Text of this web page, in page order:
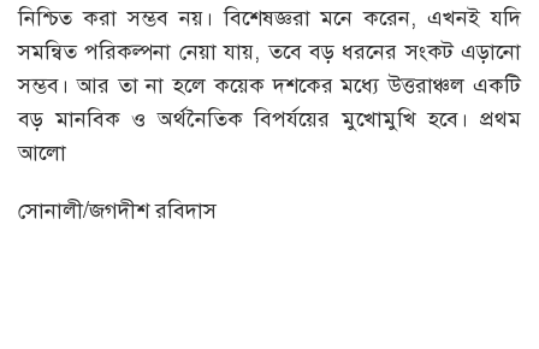
নিশ্চিত করা সম্ভব নয়। বিশেষজ্ঞরা মনে করেন, এখনই যদি
সমন্বিত পরিকল্পনা নেয়া যায়, তবে বড় ধরনের সংকট এড়ানো
সম্ভব। আর তা না হলে কয়েক দশকের মধ্যে উত্তরাঞ্চল একটি
বড় মানবিক ও অর্থনৈতিক বিপর্যয়ের মুখোমুখি হবে। প্রথম
আলো
সোনালী/জগদীশ রবিদাস